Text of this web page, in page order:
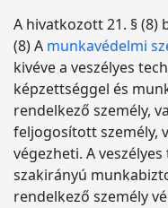
A hivatkozott 21. § (8)
(8) A munkavédelmi
kivéve a veszélyes
képzettséggel és
rendelkező személy,
feljogosított személy,
végezheti. A
szakirányú
rendelkező személy